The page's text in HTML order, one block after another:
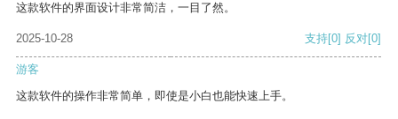
这款软件的界面设计非常简洁，一目了然。
2025-10-28 支持[0] 反对[0]
游客
这款软件的操作非常简单，即使是小白也能快速上手。